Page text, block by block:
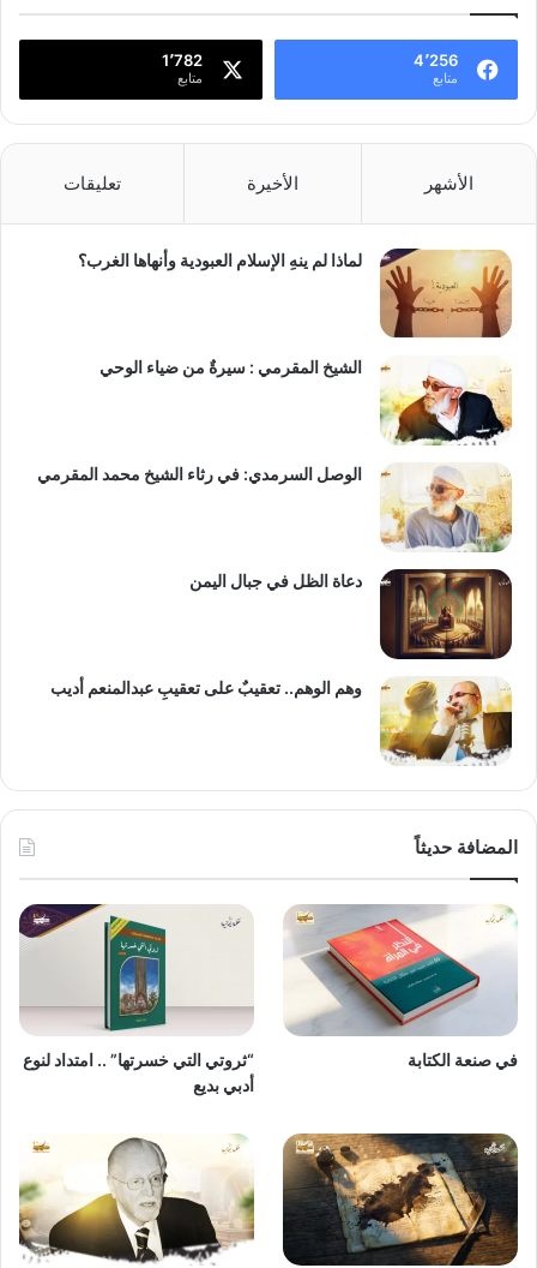
4٬256
متابع
1٬782
متابع
الأشهر الأخيرة تعليقات
لماذا لم ينهِ الإسلام العبودية وأنهاها الغرب؟
الشيخ المقرمي : سيرةٌ من ضياء الوحي
الوصل السرمدي: في رثاء الشيخ محمد المقرمي
دعاة الظل في جبال اليمن
وهم الوهم.. تعقيبٌ على تعقيبِ عبدالمنعم أديب
المضافة حديثاً
في صنعة الكتابة
“ثروتي التي خسرتها” .. امتداد لنوع
أدبي بديع